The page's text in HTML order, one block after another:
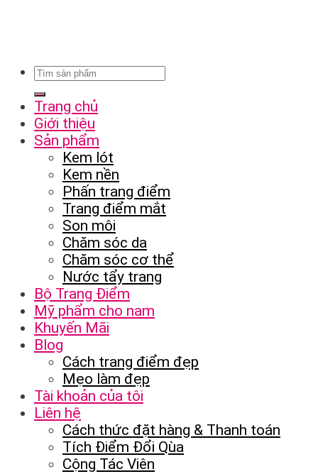
Trang chủ
Giới thiệu
Sản phẩm
Kem lót
Kem nền
Phấn trang điểm
Trang điểm mắt
Son môi
Chăm sóc da
Chăm sóc cơ thể
Nước tẩy trang
Bộ Trang Điểm
Mỹ phẩm cho nam
Khuyến Mãi
Blog
Cách trang điểm đẹp
Mẹo làm đẹp
Tài khoản của tôi
Liên hệ
Cách thức đặt hàng & Thanh toán
Tích Điểm Đổi Qùa
Cộng Tác Viên